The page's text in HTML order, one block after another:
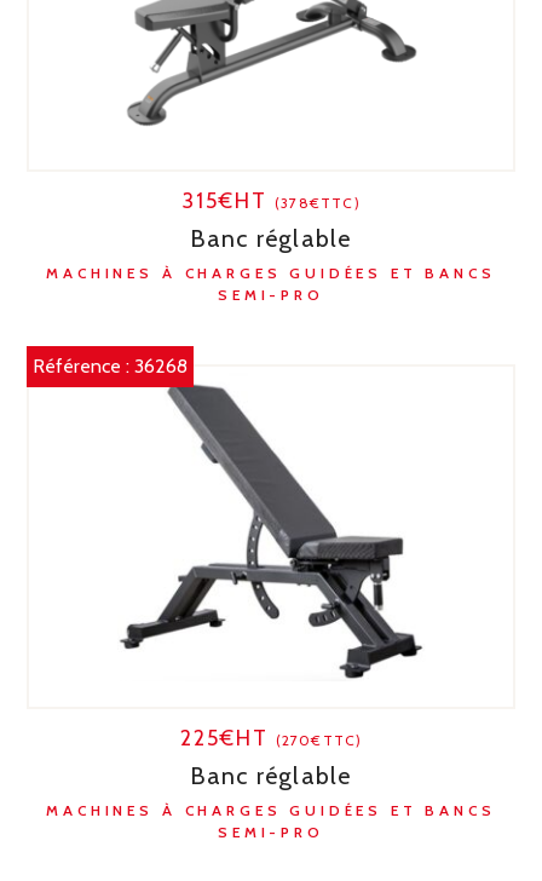
315€HT(378€TTC)
Banc réglable
MACHINES À CHARGES GUIDÉES ET BANCS
SEMI-PRO
Référence :36268
225€HT (270€TTC)
Banc réglable
MACHINES À CHARGES GUIDÉES ET BANCS
SEMI-PRO